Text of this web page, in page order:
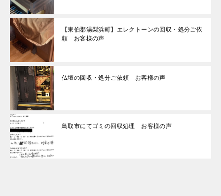
【東伯郡湯梨浜町】エレクトーンの回収・処分ご依
頼 お客様の声
仏壇の回収・処分ご依頼 お客様の声
鳥取市にてゴミの回収処理 お客様の声